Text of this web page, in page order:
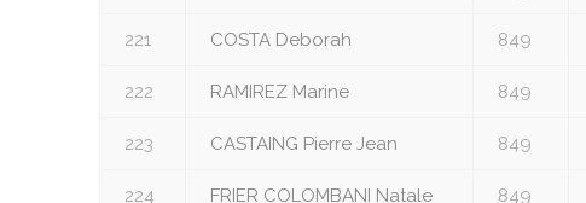
221 COSTA Deborah 849
222 RAMIREZ Marine 849
223 CASTAING Pierre Jean 849
224 FRIER COLOMBANI Natale 849